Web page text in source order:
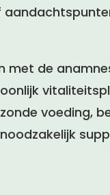
met de
voeding,